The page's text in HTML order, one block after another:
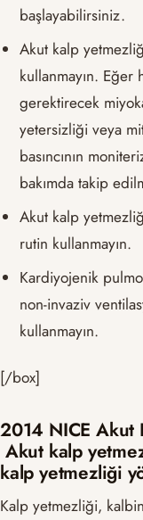
başlayabilirsiniz.
Akut kalp
kullanmayın. Eğer
gerektirecek
yetersizliği veya
basıncının
bakımda takip
Akut kalp
rutin kullanmayın.
Kardiyojenik
non-invaziv
kullanmayın.
[/box]
2014 NICE Akut
Akut kalp
kalp yetmezliği
Kalp yetmezliği,